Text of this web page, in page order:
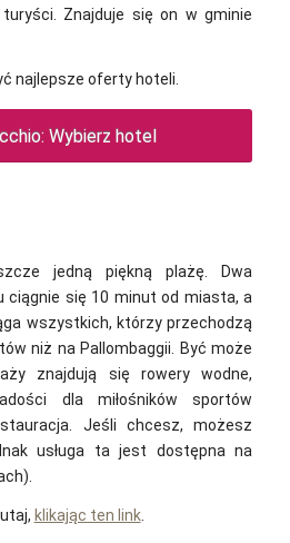
Znajduje się on w gminie
najlepsze oferty hoteli.
Wybierz hotel
jedną piękną plażę. Dwa
ciągnie się 10 minut od miasta, a
wszystkich, którzy przechodzą
niż na Pallombaggii. Być może
znajdują się rowery wodne,
dla miłośników sportów
Jeśli chcesz, możesz
usługa ta jest dostępna na
klikając ten link.